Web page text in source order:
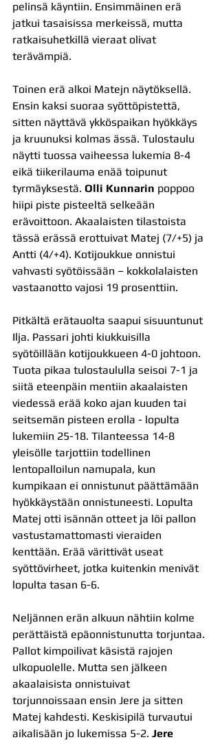
pelinsä käyntiin. Ensimmäinen erä
jatkui tasaisissa merkeissä, mutta
ratkaisuhetkillä vieraat olivat
terävämpiä.
Toinen erä alkoi Matejn näytöksellä.
Ensin kaksi suoraa syöttöpistettä,
sitten näyttävä ykköspaikan hyökkäys
ja kruunuksi kolmas ässä. Tulostaulu
näytti tuossa vaiheessa lukemia 8-4
eikä tiikerilauma enää toipunut
tyrmäyksestä. Olli Kunnarin poppoo
hiipi piste pisteeltä selkeään
erävoittoon. Akaalaisten tilastoista
tässä erässä erottuivat Matej (7/+5) ja
Antti (4/+4). Kotijoukkue onnistui
vahvasti syötöissään – kokkolalaisten
vastaanotto vajosi 19 prosenttiin.
Pitkältä erätauolta saapui sisuuntunut
Ilja. Passari johti kiukkuisilla
syötöillään kotijoukkueen 4-0 johtoon.
Tuota pikaa tulostaululla seisoi 7-1 ja
siitä eteenpäin mentiin akaalaisten
viedessä erää koko ajan kuuden tai
seitsemän pisteen erolla - lopulta
lukemiin 25-18. Tilanteessa 14-8
yleisölle tarjottiin todellinen
lentopalloilun namupala, kun
kumpikaan ei onnistunut päättämään
hyökkäystään onnistuneesti. Lopulta
Matej otti isännän otteet ja löi pallon
vastustamattomasti vieraiden
kenttään. Erää värittivät useat
syöttövirheet, jotka kuitenkin menivät
lopulta tasan 6-6.
Neljännen erän alkuun nähtiin kolme
perättäistä epäonnistunutta torjuntaa.
Pallot kimpoilivat käsistä rajojen
ulkopuolelle. Mutta sen jälkeen
akaalaisista onnistuivat
torjunnoissaan ensin Jere ja sitten
Matej kahdesti. Keskisipilä turvautui
aikalisään jo lukemissa 5-2. Jere